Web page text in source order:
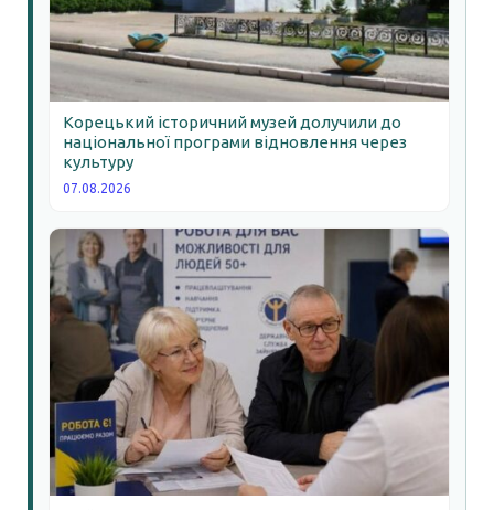
Корецький історичний музей долучили до
національної програми відновлення через
культуру
07.08.2026